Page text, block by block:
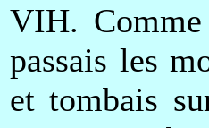
VIH.
passais les
et tombais